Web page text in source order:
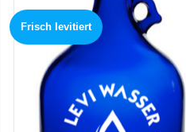
Frisch levitiert